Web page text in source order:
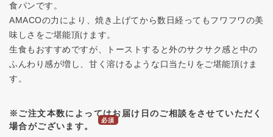
食パンです。
AMACOの力により、焼き上げてから数日経ってもフワフワの美
味しさをご堪能頂けます。
生食もおすすめですが、トーストすると外のサクサク感と中の
ふんわり感が増し、甘く溶けるような口当たりをご堪能頂けま
す。
※ご注文本数によってはお届け日のご相談をさせていただく
場合がございます。